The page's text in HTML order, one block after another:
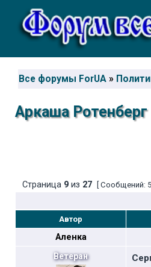
Все форумы ForUA »
Аркаша
Страница 9 из 27 [ Сообщений:
Автор
Аленка
Ветеран